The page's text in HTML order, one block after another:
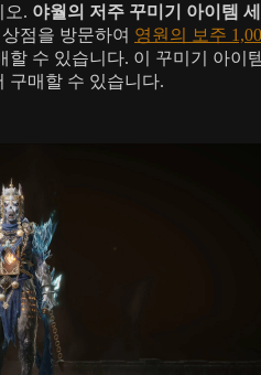
오. 야월의 저주 꾸미기 아이템
점을 방문하여 영원의 보주
수 있습니다. 이 꾸미기 아이
구매할 수 있습니다.